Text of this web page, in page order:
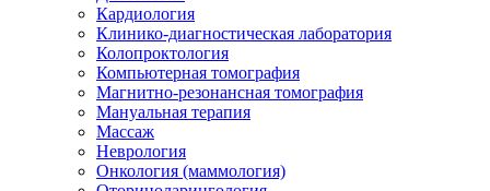
Кардиология
Клинико-диагностическая лаборатория
Колопроктология
Компьютерная томография
Магнитно-резонансная томография
Мануальная терапия
Массаж
Неврология
Онкология (маммология)